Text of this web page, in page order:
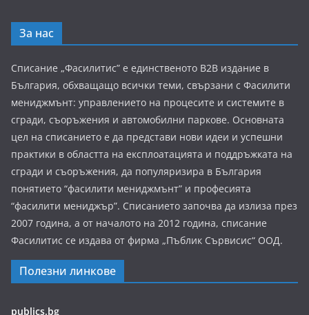
За нас
Списание „Фасилитис” е единственото B2B издание в
България, обхващащо всички теми, свързани с Фасилити
мениджмънт: управлението на процесите и системите в
сгради, съоръжения и автомобилни паркове. Основната
цел на списанието е да представи нови идеи и успешни
практики в областта на експлоатацията и поддръжката на
сгради и съоръжения, да популяризира в България
понятието “фасилити мениджмънт” и професията
“фасилити мениджър”. Списанието започва да излиза през
2007 година, а от началото на 2012 година, списание
Фасилитис се издава от фирма „Пъблик Сървисис“ ООД.
Полезни линкове
publics.bg